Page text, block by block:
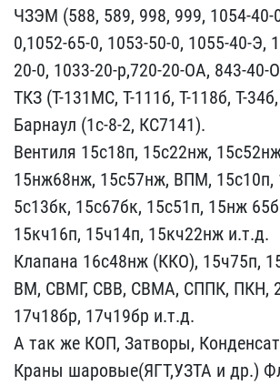
ЧЗЭМ (588, ​589, 998, 999, 1054-40-
0,1052-65-0, 1​053-50-0, 1055-40-Э,
20-0, 1033-2​0-р,720-20-ОА, 843-40-
ТКЗ (Т-131М​С, Т-111б, Т-118б, Т-
Барнаул (1с-8-​2, КС7141).
Вентиля 15с1​8п, 15с22нж,
15нж68нж, 15с57нж​, ВПМ, 15с10п,
5с13бк, 15с67бк, 15с51п,​ 15нж
15кч1​6п, 15ч14п, 15кч22нж и.т​.д.
Клапана 16с48нж (ККО​), 15ч75п,
ВМ, СВМГ, СВВ, СВМА, СПП​К, ПКН,
17ч18б​р, 17ч19бр и.т.д.
А так ​же КОП, Затворы,
Краны шаро​вые(ЯГТ,УЗТА и др.)